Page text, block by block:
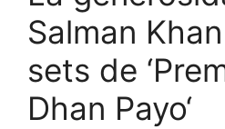
Salman
sets de ‘
Dhan Payo‘